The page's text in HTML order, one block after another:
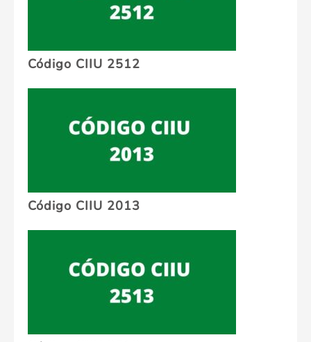
Código CIIU 2512
Código CIIU 2013